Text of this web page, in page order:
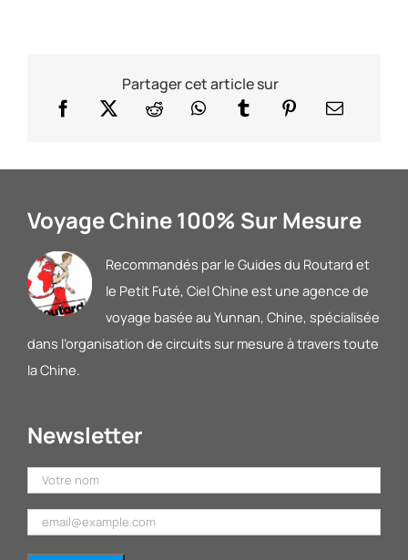
Partager cet article sur
Voyage Chine 100% Sur Mesure
Recommandés par le Guides du Routard et
le Petit Futé, Ciel Chine est une agence de
voyage basée au Yunnan, Chine, spécialisée
dans l’organisation de circuits sur mesure à travers toute
la Chine.
Newsletter